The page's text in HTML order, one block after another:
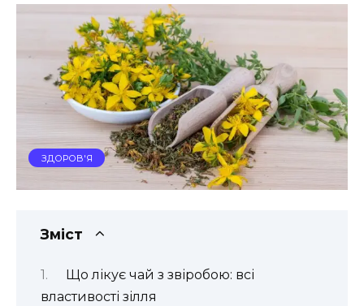
ЗДОРОВ'Я
Зміст
Що лікує чай з звіробою: всі
властивості зілля